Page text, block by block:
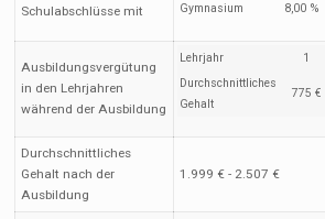
Schulabschlüsse mit
Gymnasium
8,00 %
Ausbildungsvergütung
in den Lehrjahren
während der Ausbildung
Lehrjahr 1
Durchschnittliches
Gehalt
775 €
Durchschnittliches
Gehalt nach der
Ausbildung
1.999 € - 2.507 €